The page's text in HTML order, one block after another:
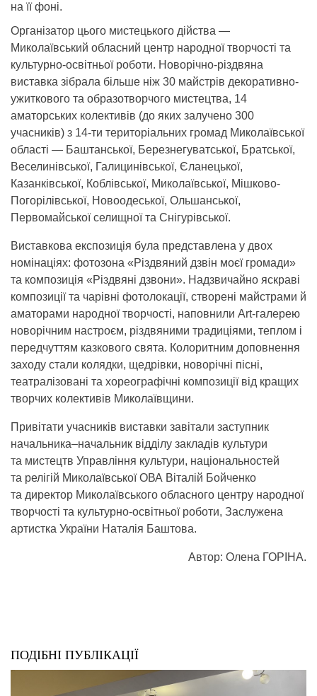
на її фоні.
Організатор цього мистецького дійства —
Миколаївський обласний центр народної творчості та
культурно-освітньої роботи. Новорічно-різдвяна
виставка зібрала більше ніж 30 майстрів декоративно-
ужиткового та образотворчого мистецтва, 14
аматорських колективів (до яких залучено 300
учасників) з 14-ти територіальних громад Миколаївської
області — Баштанської, Березнегуватської, Братської,
Веселинівської, Галицинівської, Єланецької,
Казанківської, Коблівської, Миколаївської, Мішково-
Погорілівської, Новоодеської, Ольшанської,
Первомайської селищної та Снігурівської.
Виставкова експозиція була представлена у двох
номінаціях: фотозона «Різдвяний дзвін моєї громади»
та композиція «Різдвяні дзвони». Надзвичайно яскраві
композиції та чарівні фотолокації, створені майстрами й
аматорами народної творчості, наповнили Art-галерею
новорічним настроєм, різдвяними традиціями, теплом і
передчуттям казкового свята. Колоритним доповнення
заходу стали колядки, щедрівки, новорічні пісні,
театралізовані та хореографічні композиції від кращих
творчих колективів Миколаївщини.
Привітати учасників виставки завітали заступник
начальника–начальник відділу закладів культури
та мистецтв Управління культури, національностей
та релігій Миколаївської ОВА Віталій Бойченко
та директор Миколаївського обласного центру народної
творчості та культурно-освітньої роботи, Заслужена
артистка України Наталія Баштова.
Автор: Олена ГОРІНА.
ПОДІБНІ ПУБЛІКАЦІЇ